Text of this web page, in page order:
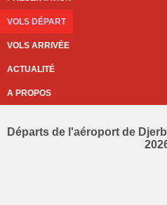
VOLS DÉPART
VOLS ARRIVÉE
ACTUALITÉ
A PROPOS
Départs de l'aéroport de